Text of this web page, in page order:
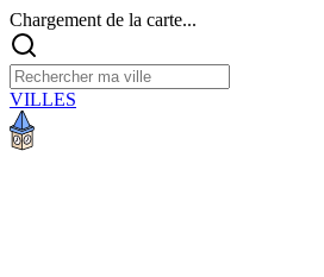
Chargement de la carte...
VILLES